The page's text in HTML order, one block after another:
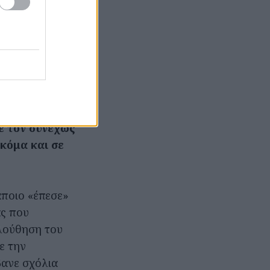
ποτέ
την
να την
τον συνεχώς
και σε
«έπεσε»
που
του
την
σχόλια